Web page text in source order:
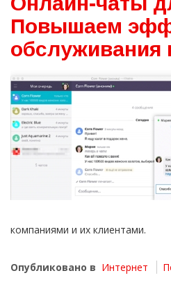
Повышаем
обслуживания
компаниями и их клиентами.
Опубликовано в Интернет